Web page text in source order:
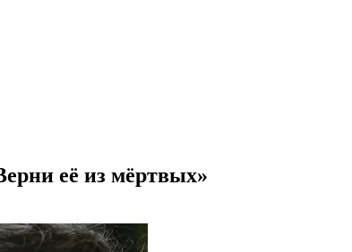
её из мёртвых»